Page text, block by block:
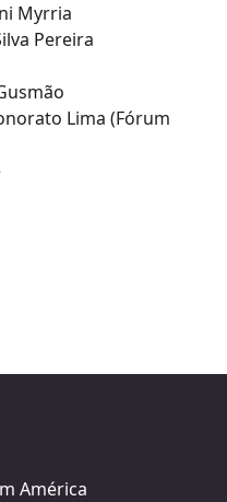
Myrria
Pereira
Lima (Fórum
América